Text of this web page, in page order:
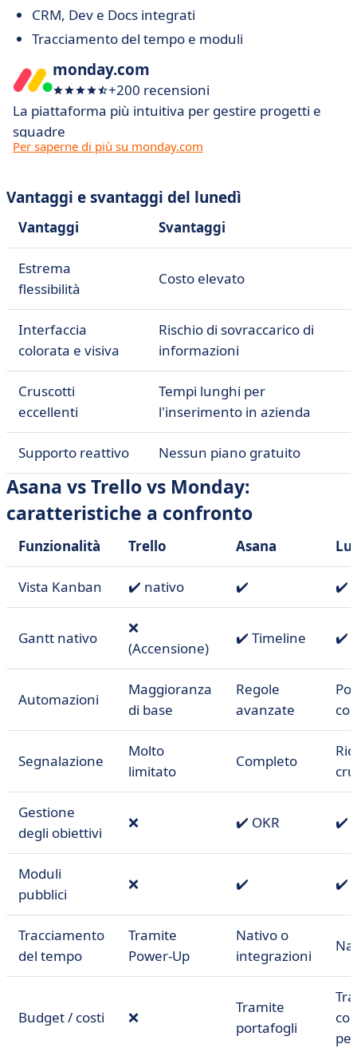
CRM, Dev e Docs integrati
Tracciamento del tempo e moduli
monday.com
+200 recensioni
La piattaforma più intuitiva per gestire progetti e
squadre
Per saperne di più su monday.com
Vantaggi e svantaggi del lunedì
Vantaggi Svantaggi
Estrema
flessibilità
Costo elevato
Interfaccia
colorata e visiva
Rischio di sovraccarico di
informazioni
Cruscotti
eccellenti
Tempi lunghi per
l'inserimento in azienda
Supporto reattivo Nessun piano gratuito
Asana vs Trello vs Monday:
caratteristiche a confronto
Funzionalità Trello Asana
Vista Kanban ✔️ nativo ✔️ ✔️
Gantt nativo
❌
(Accensione)
✔️ Timeline ✔️
Automazioni
Maggioranza
di base
Regole
avanzate
Segnalazione
Molto
limitato
Completo
Gestione
degli obiettivi
❌ ✔️ OKR ✔️
Moduli
pubblici
❌ ✔️ ✔️
Tracciamento
del tempo
Tramite
Power-Up
Nativo o
integrazioni
Budget / costi ❌
Tramite
portafogli